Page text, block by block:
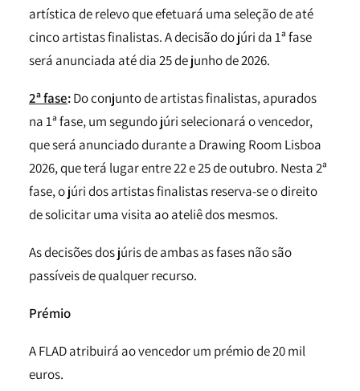
artística de relevo que efetuará uma seleção de até
cinco artistas finalistas. A decisão do júri da 1ª fase
será anunciada até dia 25 de junho de 2026.
2ª fase:Do conjunto de artistas finalistas, apurados
na 1ª fase, um segundo júri selecionará o vencedor,
que será anunciado durante a Drawing Room Lisboa
2026, que terá lugar entre 22 e 25 de outubro. Nesta 2ª
fase, o júri dos artistas finalistas reserva-se o direito
de solicitar uma visita ao ateliê dos mesmos.
As decisões dos júris de ambas as fases não são
passíveis de qualquer recurso.
Prémio
A FLAD atribuirá ao vencedor um prémio de 20 mil
euros.